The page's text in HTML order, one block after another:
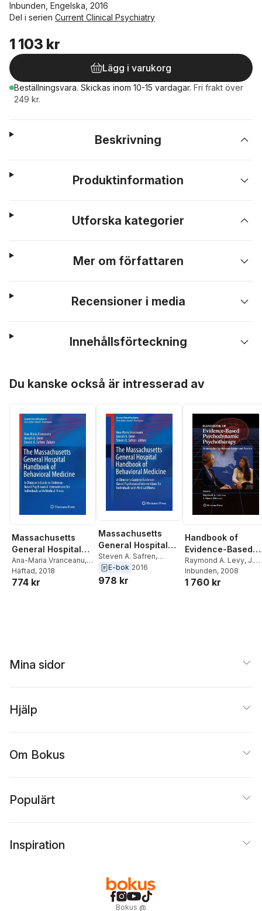
Inbunden, Engelska, 2016
Del i serien Current Clinical Psychiatry
1 103 kr
Lägg i varukorg
Beställningsvara. Skickas inom 10-15 vardagar. Fri frakt över
249 kr.
Beskrivning
Produktinformation
Utforska kategorier
Mer om författaren
Recensioner i media
Innehållsförteckning
Du kanske också är intresserad av
Massachusetts
General Hospital
Handbook of
Behavioral
Medicine
Ana-Maria Vranceanu,
Joseph A. Greer
Steven A. Safren
Häftad, 2018
774 kr
Massachusetts
General Hospital
Handbook of
Behavioral
Medicine
Steven A. Safren,
Joseph A. Greer
Maria Vranceanu
E-bok 2016
978 kr
Handbook of
Evidence-Based
Psychodynamic
Psychotherapy
Raymond A. Levy, J.
Stuart Ablon
Inbunden, 2008
1 760 kr
Mina sidor
Hjälp
Om Bokus
Populärt
Inspiration
Bokus @